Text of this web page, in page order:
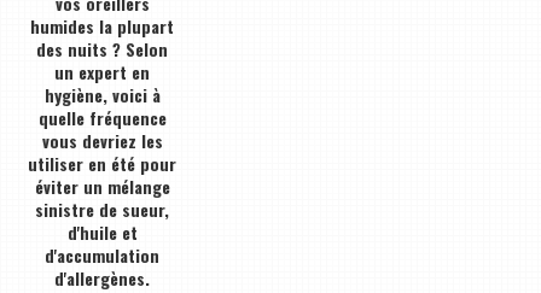
humides la plupart
des nuits ? Selon
un expert en
hygiène, voici à
quelle fréquence
vous devriez les
utiliser en été pour
éviter un mélange
sinistre de sueur,
d'huile et
d'accumulation
d'allergènes.